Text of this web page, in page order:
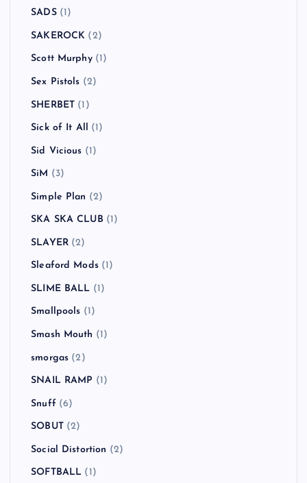
SADS(1)
SAKEROCK (2)
Scott Murphy(1)
Sex Pistols (2)
SHERBET (1)
Sick of It All (1)
Sid Vicious (1)
SiM (3)
Simple Plan (2)
SKA SKA CLUB (1)
SLAYER(2)
Sleaford Mods(1)
SLIME BALL (1)
Smallpools (1)
Smash Mouth (1)
smorgas (2)
SNAIL RAMP (1)
Snuff (6)
SOBUT(2)
Social Distortion (2)
SOFTBALL (1)